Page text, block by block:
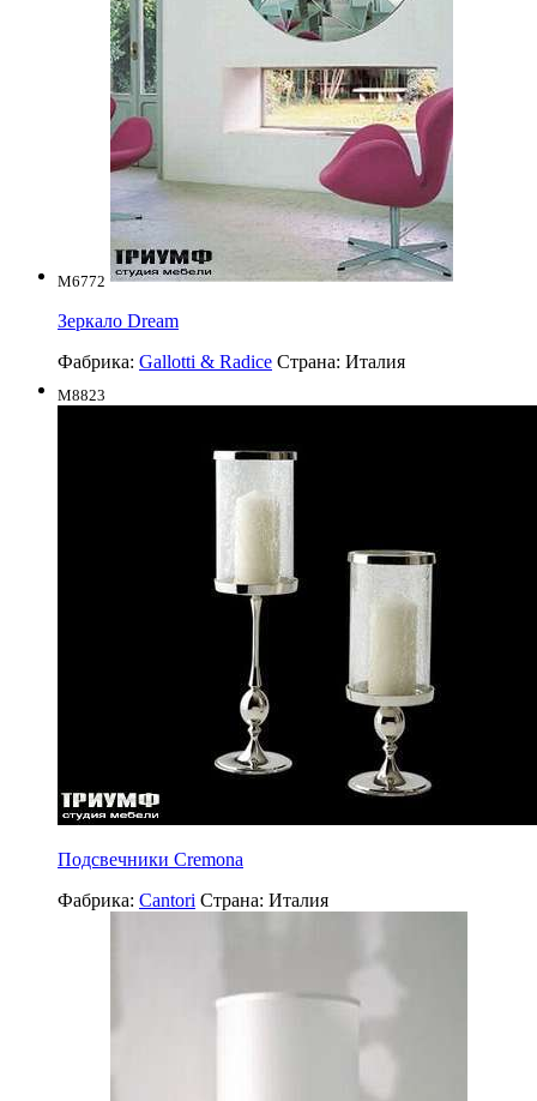
M6772
Зеркало Dream
Фабрика: Gallotti & Radice Страна: Италия
M8823
Подсвечники Cremona
Фабрика: Cantori Страна: Италия